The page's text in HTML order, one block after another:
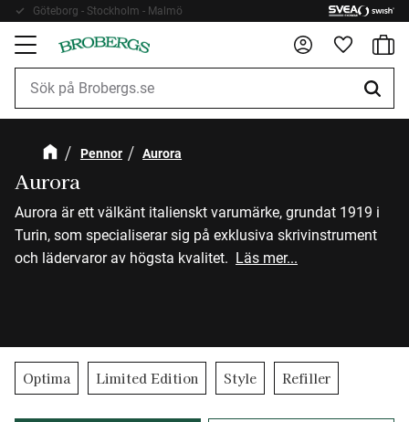
Meny
Göteborg - Stockholm - Malmö
Fri frakt 899kr
Pennor Aurora
Aurora
Aurora är ett välkänt italienskt varumärke, grundat 1919 i
Turin, som specialiserar sig på exklusiva skrivinstrument
och lädervaror av högsta kvalitet. Läs mer...
Optima Limited Edition Style Refiller